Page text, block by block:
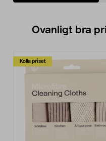
Ovanligt bra
Kolla priset